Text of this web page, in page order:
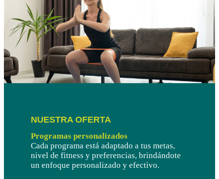
NUESTRA OFERTA
Programas personalizados
Cada programa está adaptado a tus metas,
nivel de fitness y preferencias, brindándote
un enfoque personalizado y efectivo.